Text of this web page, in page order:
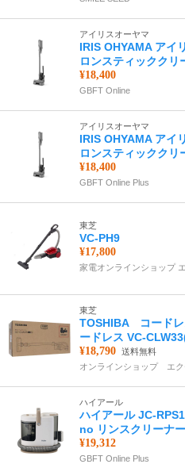
アイリスオーヤマ
IRIS OHYAMA アイ
ロンスティッククリ
¥18,400
GBFT Online
アイリスオーヤマ
IRIS OHYAMA アイ
ロンスティッククリ
¥18,400
GBFT Online Plus
東芝
VC-PH9
¥17,800
家電オンラインショップ
東芝
TOSHIBA コードレ
ードレス VC-
¥18,790 送料無料
オンラインショップ エク
ハイアール
ハイアール JC-
no リンスクリーナー
¥19,312
GBFT Online Plus